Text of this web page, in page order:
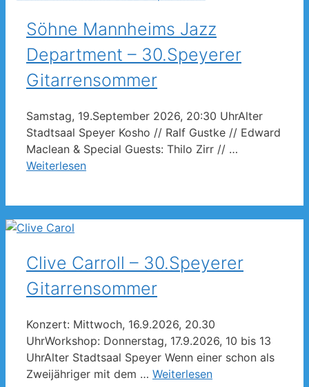
Söhne Mannheims Jazz
Department – 30.Speyerer
Gitarrensommer
Samstag, 19.September 2026, 20:30 UhrAlter
Stadtsaal Speyer Kosho // Ralf Gustke // Edward
Maclean & Special Guests: Thilo Zirr // …
Weiterlesen
Clive Carroll – 30.Speyerer
Gitarrensommer
Konzert: Mittwoch, 16.9.2026, 20.30
UhrWorkshop: Donnerstag, 17.9.2026, 10 bis 13
UhrAlter Stadtsaal Speyer Wenn einer schon als
Zweijähriger mit dem … Weiterlesen